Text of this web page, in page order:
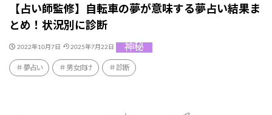
【占い師監修】自転車の夢が意味する夢占い結果ま
とめ！状況別に診断
2022年10月7日 2025年7月22日 神秘
夢占い 男女向け 診断